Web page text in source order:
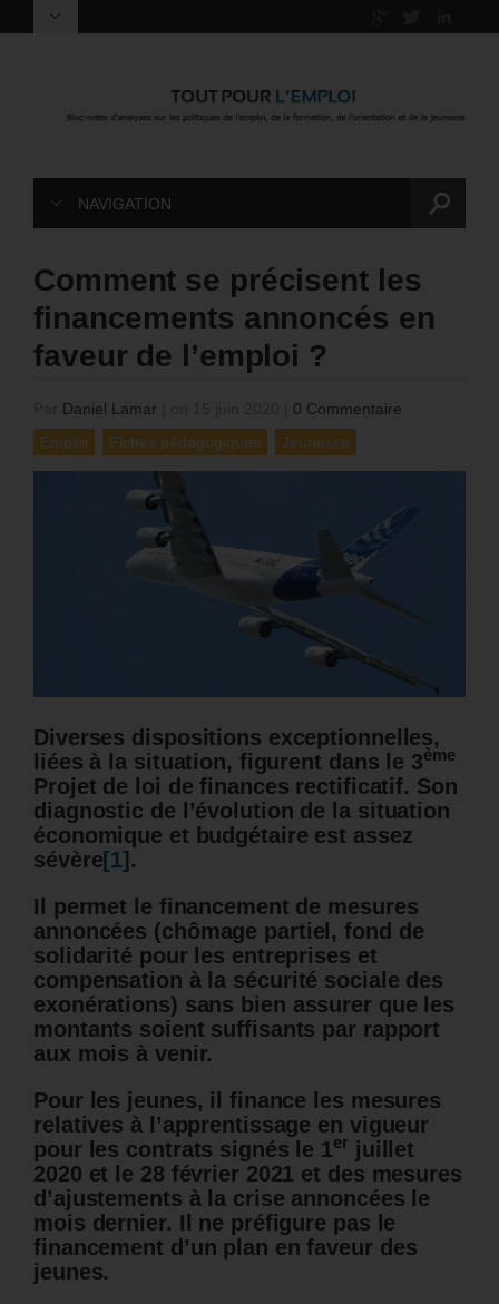
NAVIGATION
Comment se précisent les
financements annoncés en
faveur de l’emploi ?
Daniel Lamar
0 Commentaire
Emploi
Fiches pédagogiques Jeunesse
Diverses dispositions exceptionnelles,
liées à la situation, figurent dans le 3ème
Projet de loi de finances rectificatif. Son
diagnostic de l’évolution de la situation
économique et budgétaire est assez
sévère[1] .
Il permet le financement de mesures
annoncées (chômage partiel, fond de
solidarité pour les entreprises et
compensation à la sécurité sociale des
exonérations) sans bien assurer que les
montants soient suffisants par rapport
aux mois à venir.
Pour les jeunes, il finance les mesures
relatives à l’apprentissage en vigueur
pour les contrats signés le 1er juillet
2020 et le 28 février 2021 et des mesures
d’ajustements à la crise annoncées le
mois dernier. Il ne préfigure pas le
financement d’un plan en faveur des
jeunes.